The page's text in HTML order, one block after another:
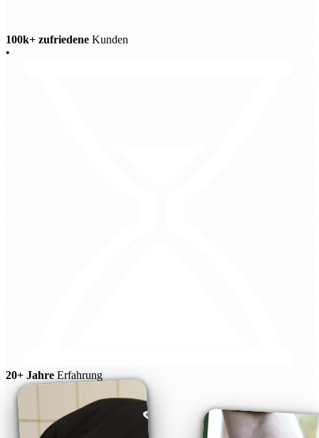
100k+ zufriedene Kunden
•
20+ Jahre Erfahrung